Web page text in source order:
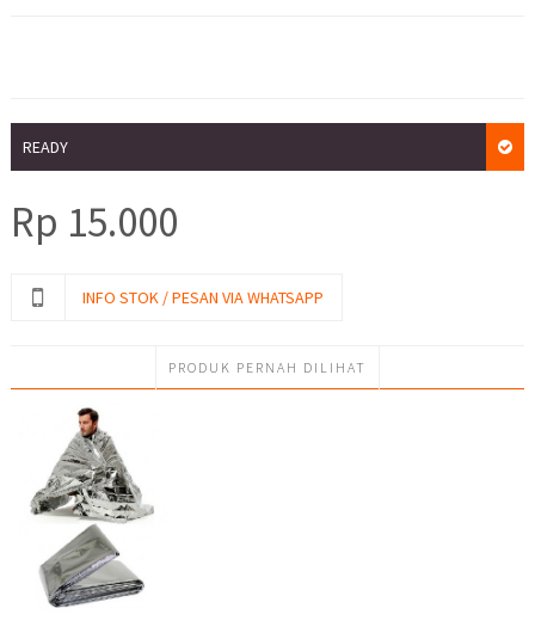
READY
Rp 15.000
INFO STOK / PESAN VIA WHATSAPP
PRODUK PERNAH DILIHAT